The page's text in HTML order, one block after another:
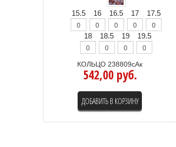
15.5 16 16.5 17 17.5
18 18.5 19 19.5
КОЛЬЦО 238809сАк
542,00 руб.
ДОБАВИТЬ В КОРЗИНУ